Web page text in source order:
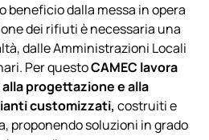
beneficio dalla messa in opera
dei rifiuti è necessaria una
dalle Amministrazioni Locali
Per questoCAMEC lavora
progettazione e alla
customizzati, costruiti e
proponendo soluzioni in grado